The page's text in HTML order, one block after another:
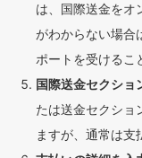
は、国際送金をオ
がわからない場合
ポートを受けるこ
国際送金セクショ
たは送金セクショ
ますが、通常は支